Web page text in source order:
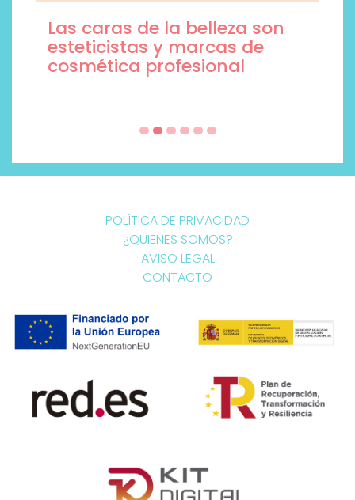
Las caras de la belleza son
esteticistas y marcas de
cosmética profesional
POLÍTICA DE PRIVACIDAD
¿QUIENES SOMOS?
AVISO LEGAL
CONTACTO